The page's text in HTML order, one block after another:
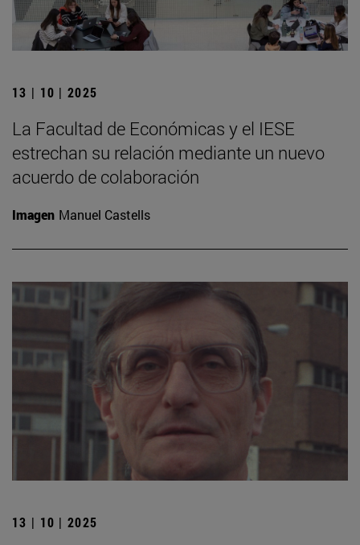
13 | 10 | 2025
La Facultad de Económicas y el IESE
estrechan su relación mediante un nuevo
acuerdo de colaboración
Imagen Manuel Castells
13 | 10 | 2025